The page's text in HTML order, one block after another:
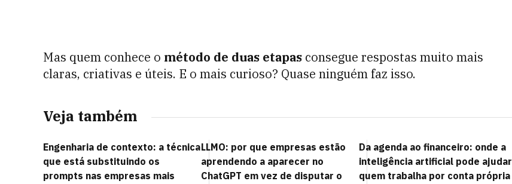
Mas quem conhece o método de duas etapas consegue respostas muito mais
claras, criativas e úteis. E o mais curioso? Quase ninguém faz isso.
Veja também
Engenharia de contexto: a técnica
que está substituindo os
prompts nas empresas mais
LLMO: por que empresas estão
aprendendo a aparecer no
ChatGPT em vez de disputar o
Da agenda ao financeiro: onde a
inteligência artificial pode ajudar
quem trabalha por conta própria